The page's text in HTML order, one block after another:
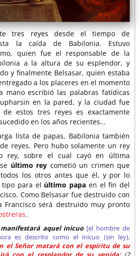
tres reyes desde el tiempo de
la caída de Babilonia. Estuvo
quien fue el responsable de la
a la altura de su esplendor, y
y finalmente Belsasar, quien estaba
a los placeres en el momento
mano escribió las palabras fatídicas
en la pared, y la ciudad fue
estos tres reyes es exactamente
en los años recientes...
lista de papas, Babilonia también
reyes. Pero hubo solamente un rey
rey, sobre el cual cayó en última
último rey cometió un crimen que
los otros antes que él, y por lo
para el último papa en el fin del
Como Belsasar fue destruido con
Francisco será destruido muy pronto
.
aquel inicuo [el hombre de
es descrito como el inicuo (sin ley),
el Señor matará con el espíritu de su